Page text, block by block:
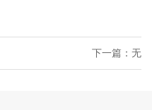
下一篇：无